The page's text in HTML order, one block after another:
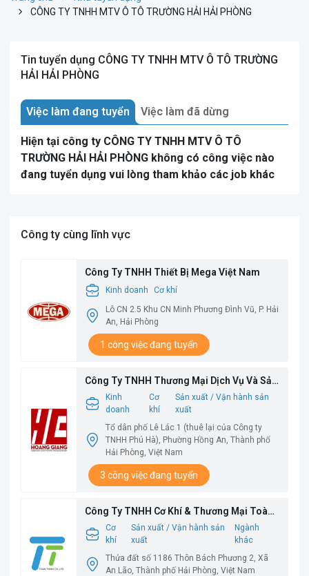
CÔNG TY TNHH MTV Ô TÔ TRƯỜNG HẢI HẢI PHÒNG
Tin tuyển dụng CÔNG TY TNHH MTV Ô TÔ TRƯỜNG
HẢI HẢI PHÒNG
Việc làm đang tuyển Việc làm đã dừng
Hiện tại công ty CÔNG TY TNHH MTV Ô TÔ
TRƯỜNG HẢI HẢI PHÒNG không có công việc nào
đang tuyển dụng vui lòng tham khảo các job khác
Công ty cùng lĩnh vực
Công Ty TNHH Thiết Bị Mega Việt Nam
Kinh doanh
Cơ khí
Lô CN 2.5 Khu CN Minh Phương Đình Vũ, P. Hải
An, Hải Phòng
1 công việc đang tuyển
Công Ty TNHH Thương Mại Dịch Vụ Và Sản
Xuất Hoàng Giang
Kinh
doanh
Cơ
khí
Sản xuất / Vận hành sản
xuất
Tổ dân phố Lê Lác 1 (thuê lại của Công ty
TNHH Phú Hà), Phường Hồng An, Thành phố
Hải Phòng, Việt Nam
3 công việc đang tuyển
Công Ty TNHH Cơ Khí & Thương Mại Toàn
ThịnhCơ
khí
Sản xuất / Vận hành sản
xuất
Ngành
khác
Thửa đất số 1186 Thôn Bách Phương 2, Xã
An Lão, Thành phố Hải Phòng, Việt Nam